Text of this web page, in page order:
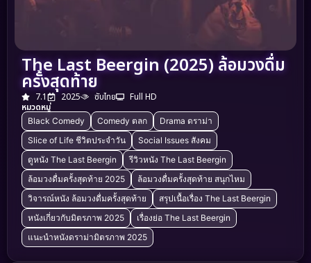
The Last Beergin (2025) ล้อมวงดื่ม
ครั้งสุดท้าย
7.1 2025 ซับไทย
Full HD
หมวดหมู่
Black Comedy Comedy ตลก
Drama ดราม่า
Slice of Life ชีวิตประจำวัน
Social Issues สังคม
ดูหนัง The Last Beergin
รีวิวหนัง The Last Beergin
ล้อมวงดื่มครั้งสุดท้าย 2025
ล้อมวงดื่มครั้งสุดท้าย สนุกไหม
วิจารณ์หนัง ล้อมวงดื่มครั้งสุดท้าย
สรุปเนื้อเรื่อง The Last Beergin
หนังเกี่ยวกับมิตรภาพ 2025
เรื่องย่อ The Last Beergin
แนะนำหนังดราม่ามิตรภาพ 2025